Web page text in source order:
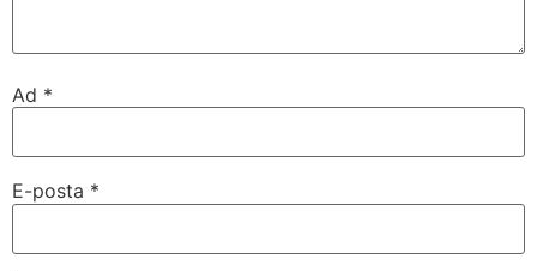
Ad *
E-posta *